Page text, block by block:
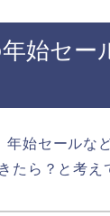
始セー
始セールな
ら？と考え